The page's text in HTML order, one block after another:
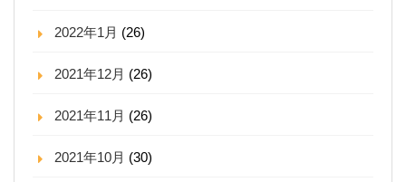
2022年1月 (26)
2021年12月 (26)
2021年11月 (26)
2021年10月 (30)